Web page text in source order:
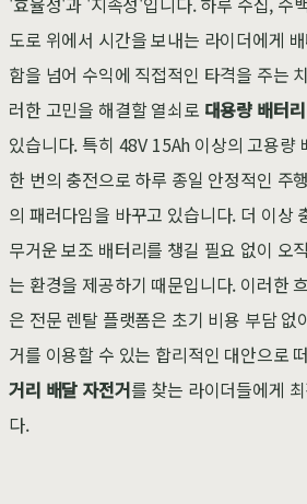
도로 위에서 시간을 보내는 라이더에게
함을 넘어 수익에 직접적인 타격을 주는
러한 고민을 해결할 열쇠로 대용량 배터
있습니다. 특히 48V 15Ah 이상의 고용량
한 번의 충전으로 하루 종일 안정적인 주
의 패러다임을 바꾸고 있습니다. 더 이상
무거운 보조 배터리를 챙길 필요 없이 오
는 환경을 제공하기 때문입니다. 이러한
은 전문 렌탈 플랫폼은 초기 비용 부담 없
거를 이용할 수 있는 합리적인 대안으로
거리 배달 자전거를 찾는 라이더들에게
다.